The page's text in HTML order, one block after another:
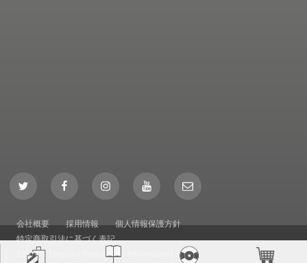
Twitter FacebookInstagramYouTubeMail
会社概要 採用情報
個人情報保護方針
特定商取引法に基づく表記
English【Inquiry/ Request for information】